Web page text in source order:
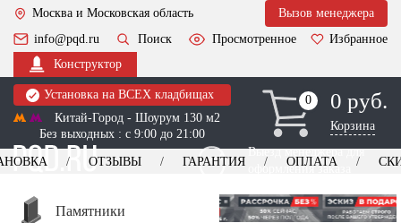
Москва и Московская область
Вызов менеджера
info@pqd.ru
Поиск Просмотренное
Избранное
Конструктор
Установка на ВСЕХ кладбищах
Китай-Город - Шоурум 130 м2
Без выходных : с 9:00 до 21:00
0
0 0 руб.
Корзина
Выезд менеджера для
оформления заказа
+7 (495) 518-44-23
ОТЗЫВЫ ГАРАНТИЯ ОПЛАТА
Памятники